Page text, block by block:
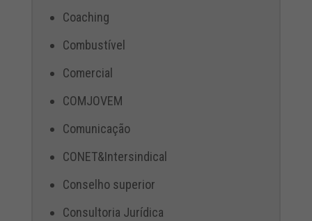
Coaching
Combustível
Comercial
COMJOVEM
Comunicação
CONET&Intersindical
Conselho superior
Consultoria Jurídica